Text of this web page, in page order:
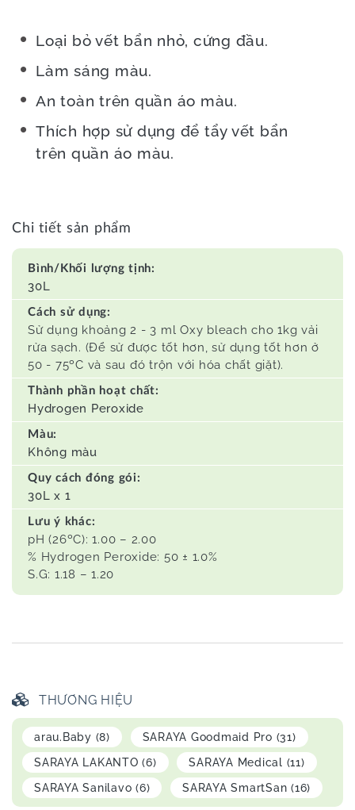
Loại bỏ vết bẩn nhỏ, cứng đầu.
Làm sáng màu.
An toàn trên quần áo màu.
Thích hợp sử dụng để tẩy vết bẩn
trên quần áo màu.
Chi tiết sản phẩm
Bình/Khối lượng tịnh:
30L
Cách sử dụng:
Sử dụng khoảng 2 - 3 ml Oxy bleach cho 1kg vải
rửa sạch. (Để sử được tốt hơn, sử dụng tốt hơn ở
50 - 75ºC và sau đó trộn với hóa chất giặt).
Thành phần hoạt chất:
Hydrogen Peroxide
Màu:
Không màu
Quy cách đóng gói:
30L x 1
Lưu ý khác:
pH (26ºC): 1.00 – 2.00
% Hydrogen Peroxide: 50 ± 1.0%
S.G: 1.18 – 1.20
THƯƠNG HIỆU
arau.Baby (8) SARAYA Goodmaid Pro (31)
SARAYA LAKANTO (6) SARAYA Medical (11)
SARAYA Sanilavo (6) SARAYA SmartSan (16)